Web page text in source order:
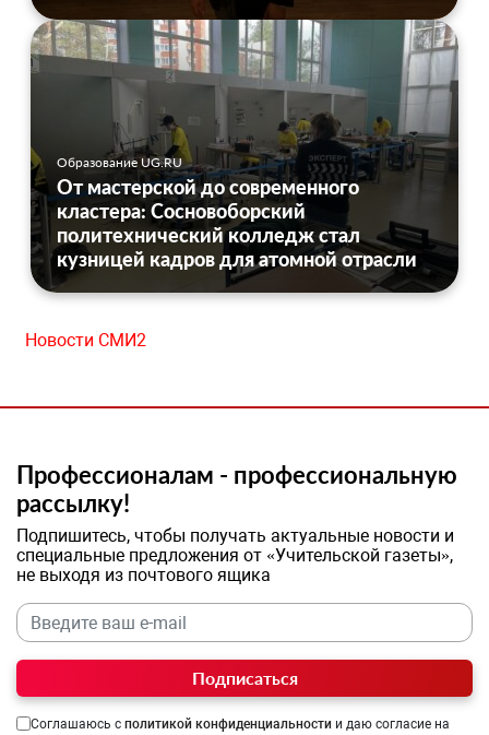
Образование UG.RU
От мастерской до современного
кластера: Сосновоборский
политехнический колледж стал
кузницей кадров для атомной отрасли
Новости СМИ2
Профессионалам - профессиональную
рассылку!
Подпишитесь, чтобы получать актуальные новости и
специальные предложения от «Учительской газеты»,
не выходя из почтового ящика
Подписаться
Соглашаюсь с политикой конфиденциальности и даю согласие на